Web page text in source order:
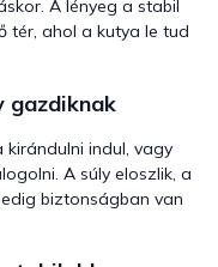
A lényeg a stabil
tér, ahol a kutya le tud
gazdiknak
kirándulni indul, vagy
A súly eloszlik, a
biztonságban van